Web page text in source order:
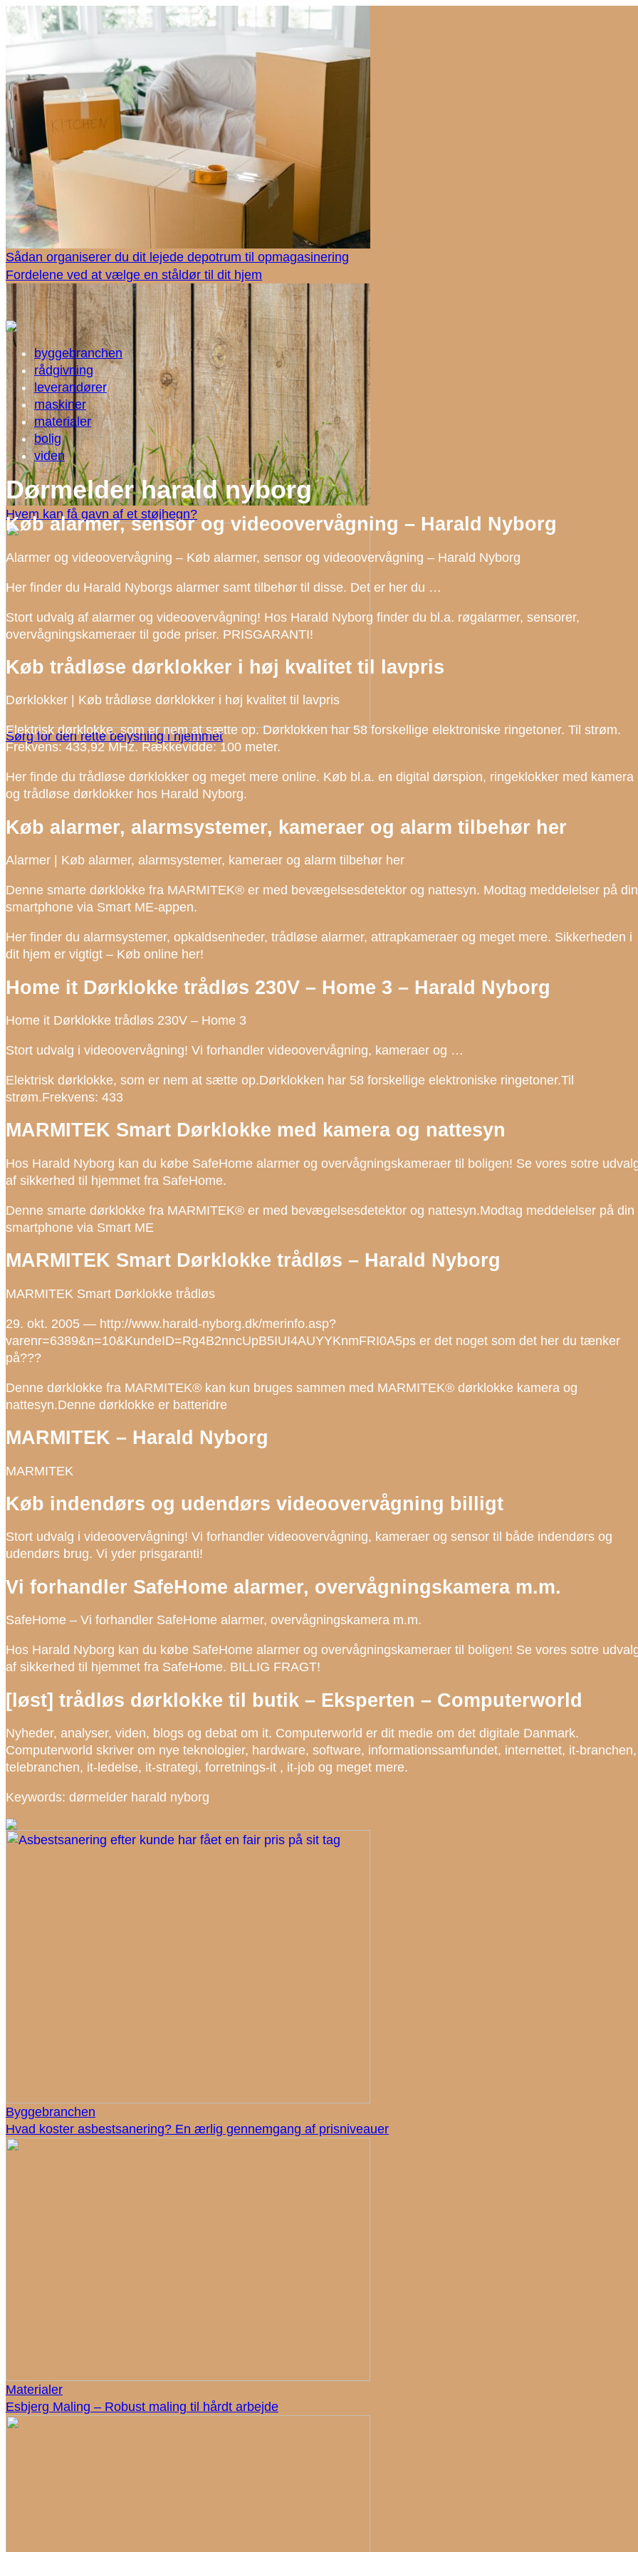
Sådan organiserer du dit lejede depotrum til opmagasinering
Fordelene ved at vælge en ståldør til dit hjem
Hvem kan få gavn af et støjhegn?
Sørg for den rette belysning i hjemmet
byggebranchen
rådgivning
leverandører
maskiner
materialer
bolig
viden
Dørmelder harald nyborg
Køb alarmer, sensor og videoovervågning – Harald Nyborg
Alarmer og videoovervågning – Køb alarmer, sensor og videoovervågning – Harald Nyborg
Her finder du Harald Nyborgs alarmer samt tilbehør til disse. Det er her du …
Stort udvalg af alarmer og videoovervågning! Hos Harald Nyborg finder du bl.a. røgalarmer, sensorer,
overvågningskameraer til gode priser. PRISGARANTI!
Køb trådløse dørklokker i høj kvalitet til lavpris
Dørklokker | Køb trådløse dørklokker i høj kvalitet til lavpris
Elektrisk dørklokke, som er nem at sætte op. Dørklokken har 58 forskellige elektroniske ringetoner. Til strøm.
Frekvens: 433,92 MHz. Rækkevidde: 100 meter.
Her finde du trådløse dørklokker og meget mere online. Køb bl.a. en digital dørspion, ringeklokker med kamera
og trådløse dørklokker hos Harald Nyborg.
Køb alarmer, alarmsystemer, kameraer og alarm tilbehør her
Alarmer | Køb alarmer, alarmsystemer, kameraer og alarm tilbehør her
Denne smarte dørklokke fra MARMITEK® er med bevægelsesdetektor og nattesyn. Modtag meddelelser på din
smartphone via Smart ME-appen.
Her finder du alarmsystemer, opkaldsenheder, trådløse alarmer, attrapkameraer og meget mere. Sikkerheden i
dit hjem er vigtigt – Køb online her!
Home it Dørklokke trådløs 230V – Home 3 – Harald Nyborg
Home it Dørklokke trådløs 230V – Home 3
Stort udvalg i videoovervågning! Vi forhandler videoovervågning, kameraer og …
Elektrisk dørklokke, som er nem at sætte op.Dørklokken har 58 forskellige elektroniske ringetoner.Til
strøm.Frekvens: 433
MARMITEK Smart Dørklokke med kamera og nattesyn
Hos Harald Nyborg kan du købe SafeHome alarmer og overvågningskameraer til boligen! Se vores sotre
af sikkerhed til hjemmet fra SafeHome.
Denne smarte dørklokke fra MARMITEK® er med bevægelsesdetektor og nattesyn.Modtag meddelelser på din
smartphone via Smart ME
MARMITEK Smart Dørklokke trådløs – Harald Nyborg
MARMITEK Smart Dørklokke trådløs
29. okt. 2005 — http://www.harald-nyborg.dk/merinfo.asp?
varenr=6389&n=10&KundeID=Rg4B2nncUpB5IUI4AUYYKnmFRI0A5ps er det noget som det her du tænker
på???
Denne dørklokke fra MARMITEK® kan kun bruges sammen med MARMITEK® dørklokke kamera og
nattesyn.Denne dørklokke er batteridre
MARMITEK – Harald Nyborg
MARMITEK
Køb indendørs og udendørs videoovervågning billigt
Stort udvalg i videoovervågning! Vi forhandler videoovervågning, kameraer og sensor til både indendørs og
udendørs brug. Vi yder prisgaranti!
Vi forhandler SafeHome alarmer, overvågningskamera m.m.
SafeHome – Vi forhandler SafeHome alarmer, overvågningskamera m.m.
Hos Harald Nyborg kan du købe SafeHome alarmer og overvågningskameraer til boligen! Se vores sotre
af sikkerhed til hjemmet fra SafeHome. BILLIG FRAGT!
[løst] trådløs dørklokke til butik – Eksperten – Computerworld
Nyheder, analyser, viden, blogs og debat om it. Computerworld er dit medie om det digitale Danmark.
Computerworld skriver om nye teknologier, hardware, software, informationssamfundet, internettet, it-branchen,
telebranchen, it-ledelse, it-strategi, forretnings-it , it-job og meget mere.
Keywords: dørmelder harald nyborg
Byggebranchen
Hvad koster asbestsanering? En ærlig gennemgang af prisniveauer
Materialer
Esbjerg Maling – Robust maling til hårdt arbejde